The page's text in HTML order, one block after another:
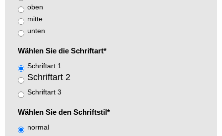
oben
mitte
unten
Wählen Sie die Schriftart*
Schriftart 1
Schriftart 2
Schriftart 3
Wählen Sie den Schriftstil*
normal